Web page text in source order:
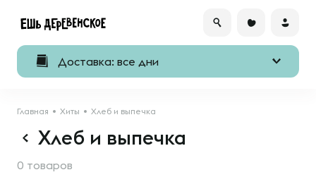
Доставка: все дни
Главная Хиты Хлеб и выпечка
Хлеб и выпечка
0 товаров